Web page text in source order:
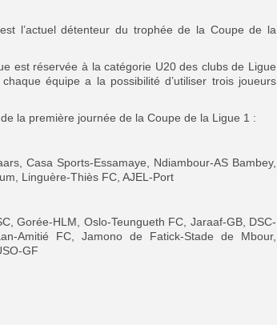
est l’actuel détenteur du trophée de la Coupe de la
est réservée à la catégorie U20 des clubs de Ligue
équipe a la possibilité d’utiliser trois joueurs
la première journée de la Coupe de la Ligue 1 :
Casa Sports-Essamaye, Ndiambour-AS Bambey,
Linguère-Thiès FC, AJEL-Port
Gorée-HLM, Oslo-Teungueth FC, Jaraaf-GB, DSC-
Amitié FC, Jamono de Fatick-Stade de Mbour,
GF